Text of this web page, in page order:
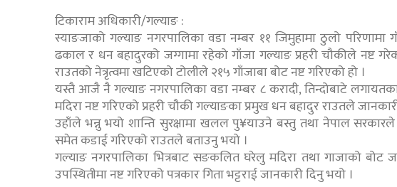
टिकाराम अधिकारी/गल्याङ :
स्याङजाको गल्याङ नगरपालिका वडा नम्बर ११ जिमुहामा ठुलो परिणामा
ढकाल र धन बहादुरको जग्गामा रहेको गाँजा गल्याङ प्रहरी चौकीले नष्ट
राउतको नेत्रृत्वमा खटिएको टोलीले २१५ गाँजाबा बोट नष्ट गरिएको हो ।
यस्तै आजै नै गल्याङ नगरपालिका वडा नम्बर ८ करादी, तिन्दोबाटे
मदिरा नष्ट गरिएको प्रहरी चौकी गल्याङका प्रमुख धन बहादुर राउतले
उहाँले भन्नु भयो शान्ति सुरक्षामा खलल पु¥याउने बस्तु तथा नेपाल
समेत कडाई गरिएको राउतले बताउनु भयो ।
गल्याङ नगरपालिका भित्रबाट सङकलित घरेलु मदिरा तथा गाजाको बोट
उपस्थितीमा नष्ट गरिएको पत्रकार गिता भट्टराई जानकारी दिनु भयो ।